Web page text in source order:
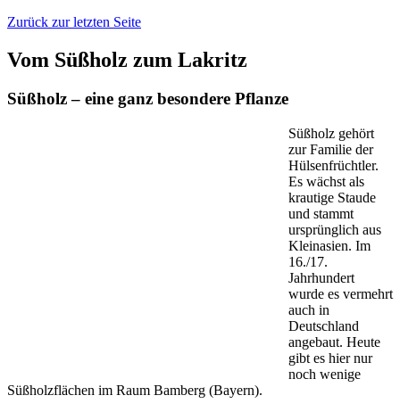
Zurück zur letzten Seite
Vom Süßholz zum Lakritz
Süßholz – eine ganz besondere Pflanze
Süßholz gehört
zur Familie der
Hülsenfrüchtler.
Es wächst als
krautige Staude
und stammt
ursprünglich aus
Kleinasien. Im
16./17.
Jahrhundert
wurde es vermehrt
auch in
Deutschland
angebaut. Heute
gibt es hier nur
noch wenige
Süßholzflächen im Raum Bamberg (Bayern).